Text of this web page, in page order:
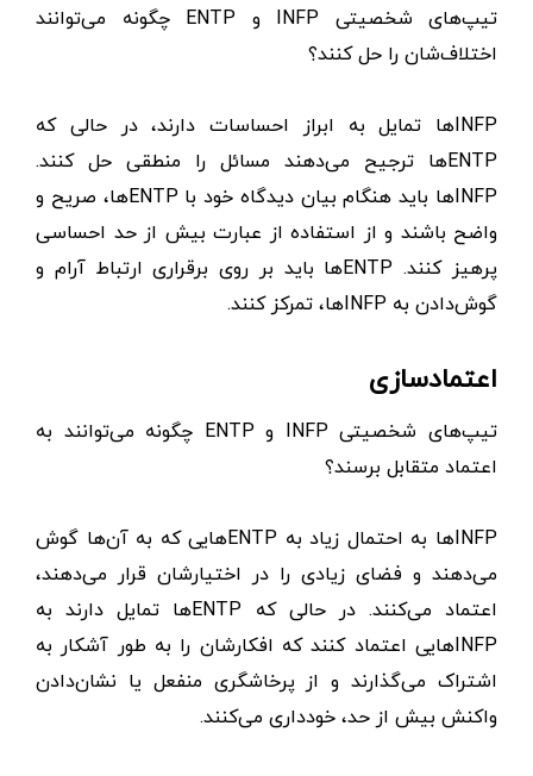
تیپ‌های شخصیتی INFP و ENTP چگونه می‌توانند
اختلاف‌شان را حل کنند؟
INFPها تمایل به ابراز احساسات دارند، در حالی که
ENTPها ترجیح می‌دهند مسائل را منطقی حل کنند.
INFPها باید هنگام بیان دیدگاه خود با ENTPها، صریح و
واضح باشند و از استفاده از عبارت بیش از حد احساسی
پرهیز کنند. ENTPها باید بر روی برقراری ارتباط آرام و
گوش‌دادن به INFPها، تمرکز کنند.
اعتمادسازی
تیپ‌های شخصیتی INFP و ENTP چگونه می‌توانند به
اعتماد متقابل برسند؟
INFPها به احتمال زیاد به ENTPهایی که به آن‌ها گوش
می‌دهند و فضای زیادی را در اختیارشان قرار می‌دهند،
اعتماد می‌کنند. در حالی که ENTPها تمایل دارند به
INFPهایی اعتماد کنند که افکارشان را به طور آشکار به
اشتراک می‌گذارند و از پرخاشگری منفعل یا نشان‌دادن
واکنش بیش از حد، خودداری می‌کنند.